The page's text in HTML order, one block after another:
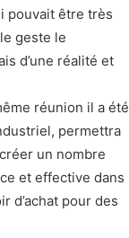
pouvait être très
geste le
d’une réalité et
réunion il a été
permettra
un nombre
et effective dans
d’achat pour des